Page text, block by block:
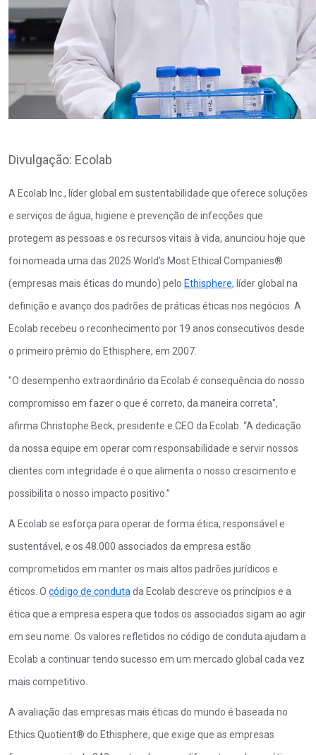
Divulgação: Ecolab
A Ecolab Inc., líder global em sustentabilidade que oferece soluções
e serviços de água, higiene e prevenção de infecções que
protegem as pessoas e os recursos vitais à vida, anunciou hoje que
foi nomeada uma das 2025 World's Most Ethical Companies®
(empresas mais éticas do mundo) pelo Ethisphere, líder global na
definição e avanço dos padrões de práticas éticas nos negócios. A
Ecolab recebeu o reconhecimento por 19 anos consecutivos desde
o primeiro prêmio do Ethisphere, em 2007.
"O desempenho extraordinário da Ecolab é consequência do nosso
compromisso em fazer o que é correto, da maneira correta",
afirma Christophe Beck, presidente e CEO da Ecolab. “A dedicação
da nossa equipe em operar com responsabilidade e servir nossos
clientes com integridade é o que alimenta o nosso crescimento e
possibilita o nosso impacto positivo.”
A Ecolab se esforça para operar de forma ética, responsável e
sustentável, e os 48.000 associados da empresa estão
comprometidos em manter os mais altos padrões jurídicos e
éticos. O código de conduta da Ecolab descreve os princípios e a
ética que a empresa espera que todos os associados sigam ao agir
em seu nome. Os valores refletidos no código de conduta ajudam a
Ecolab a continuar tendo sucesso em um mercado global cada vez
mais competitivo.
A avaliação das empresas mais éticas do mundo é baseada no
Ethics Quotient® do Ethisphere, que exige que as empresas